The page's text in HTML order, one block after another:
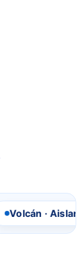
Volcán ·